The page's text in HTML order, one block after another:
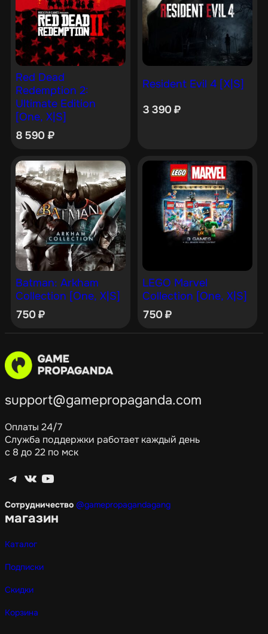
Red Dead
Redemption 2:
Ultimate Edition
[One, X|S]
8 590 ₽
Resident Evil 4 [X|S]
3 390₽
Batman: Arkham
Collection [One, X|S]
750₽
LEGO Marvel
Collection [One, X|S]
750₽
support@gamepropaganda.com
Оплаты 24/7
Служба поддержки работает каждый день
с 8 до 22 по мск
Telegram ВКонтакте YouTube
Сотрудничество @gamepropagandagang
магазин
Каталог
Подписки
Скидки
Корзина